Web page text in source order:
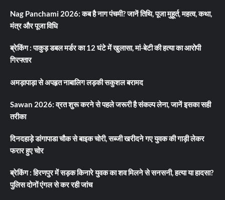
Nag Panchami 2026: कब है नाग पंचमी? जानें तिथि, पूजा मुहूर्त, महत्व, कथा,
मंत्र और पूजा विधि
ब्रेकिंग : पाकुड़ डबल मर्डर का 12 घंटे में खुलासा, मां-बेटी की हत्या का आरोपी
गिरफ्तार
अमड़ापाड़ा से अपहृत नाबालिग लड़की सकुशल बरामद
Sawan 2026: व्रत शुरू करने से पहले जरूरी है संकल्प लेना, जानें इसका सही
तरीका
दिनदहाड़े डांगापाडा चौक से बाइक चोरी, सब्जी खरीदने गए युवक की गाड़ी लेकर
फरार हुए चोर
ब्रेकिंग : हिरणपुर में सड़क किनारे युवक का शव मिलने से सनसनी, हत्या या हादसा?
पुलिस दोनों एंगल से कर रही जांच